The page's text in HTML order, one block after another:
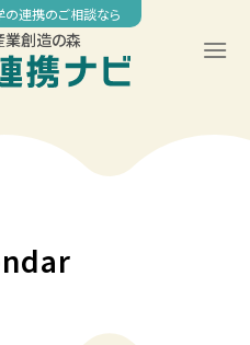
連携のご相談なら
創造の森